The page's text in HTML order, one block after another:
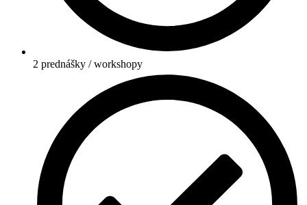
2 prednášky / workshopy